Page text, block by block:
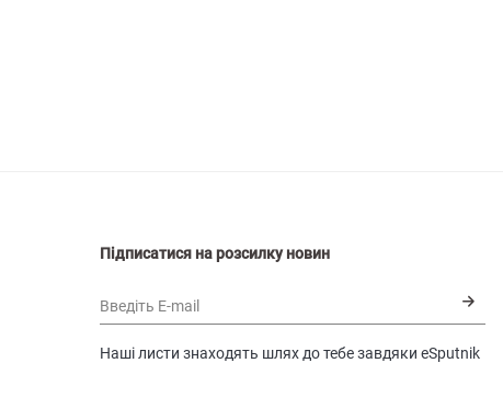
Підписатися на розсилку новин
Введіть E-mail
Наші листи знаходять шлях до тебе завдяки eSputnik